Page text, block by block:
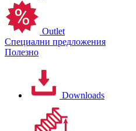
Outlet
Специални предложения
Полезно
Downloads